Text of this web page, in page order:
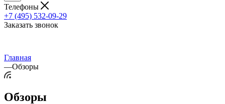
Телефоны
+7 (495) 532-09-29
Заказать звонок
Главная
—Обзоры
Обзоры